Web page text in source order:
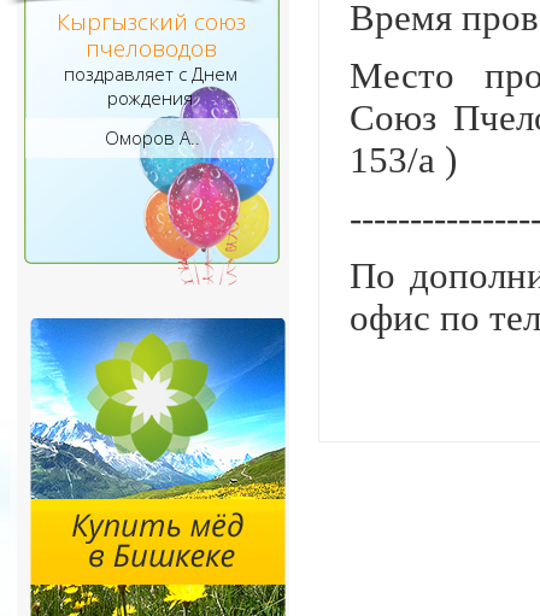
Кыргызский союз
пчеловодов
поздравляет с Днем
рождения
Оморов А..
Время
Место
Союз
153/а )
По
офис по